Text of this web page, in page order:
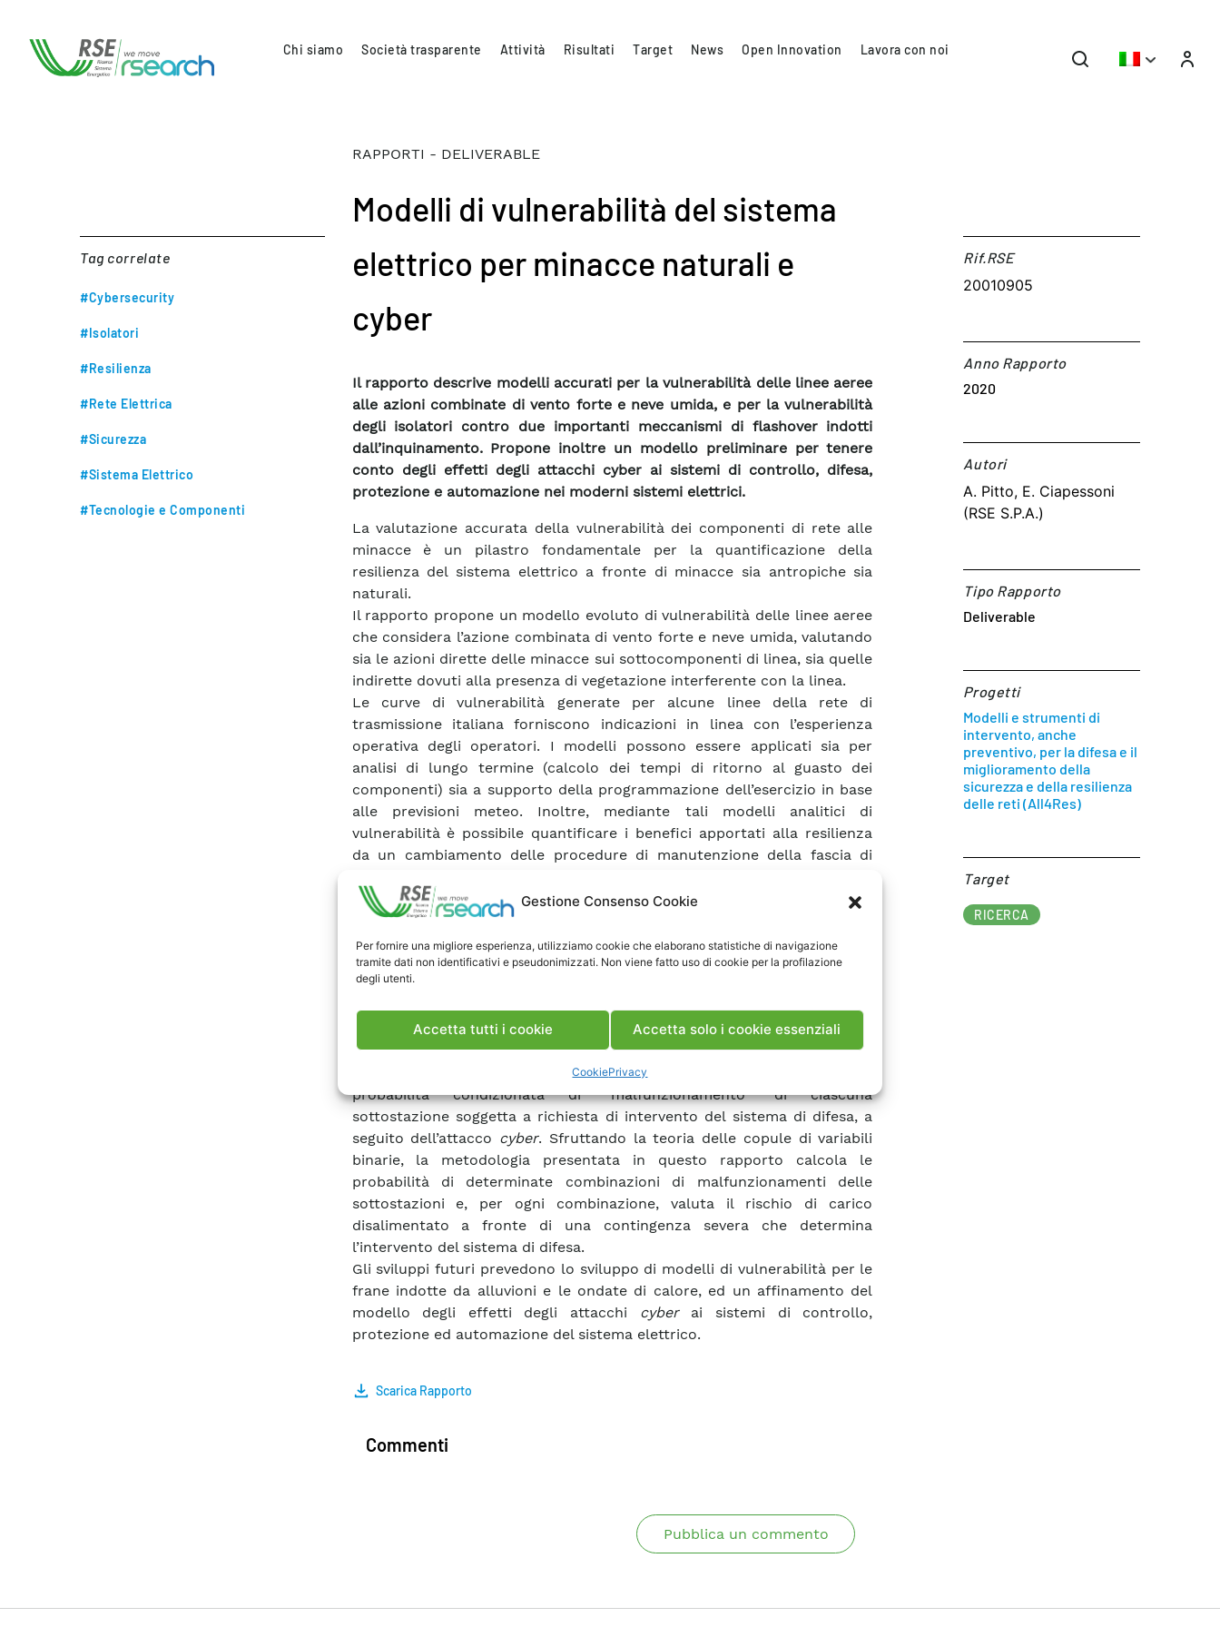
Gestione Consenso Cookie
Per fornire una migliore esperienza, utilizziamo cookie che elaborano statistiche di navigazione
tramite dati non identificativi e pseudonimizzati. Non viene fatto uso di cookie per la profilazione
degli utenti.
Accetta tutti i cookie Accetta solo i cookie essenziali
CookiePrivacy
Chi siamo Società trasparente Attività Risultati Target News Open Innovation Lavora con noi
Tag correlate
#Cybersecurity
#Isolatori
#Resilienza
#Rete Elettrica
#Sicurezza
#Sistema Elettrico
#Tecnologie e Componenti
RAPPORTI - DELIVERABLE
Modelli di vulnerabilità del sistema
elettrico per minacce naturali e
cyber
Il rapporto descrive modelli accurati per la vulnerabilità delle linee aeree
alle azioni combinate di vento forte e neve umida, e per la vulnerabilità
degli isolatori contro due importanti meccanismi di flashover indotti
dall’inquinamento. Propone inoltre un modello preliminare per tenere
conto degli effetti degli attacchi cyber ai sistemi di controllo, difesa,
protezione e automazione nei moderni sistemi elettrici.
La valutazione accurata della vulnerabilità dei componenti di rete alle
minacce è un pilastro fondamentale per la quantificazione della
resilienza del sistema elettrico a fronte di minacce sia antropiche sia
naturali.
Il rapporto propone un modello evoluto di vulnerabilità delle linee aeree
che considera l’azione combinata di vento forte e neve umida, valutando
sia le azioni dirette delle minacce sui sottocomponenti di linea, sia quelle
indirette dovuti alla presenza di vegetazione interferente con la linea.
Le curve di vulnerabilità generate per alcune linee della rete di
trasmissione italiana forniscono indicazioni in linea con l’esperienza
operativa degli operatori. I modelli possono essere applicati sia per
analisi di lungo termine (calcolo dei tempi di ritorno al guasto dei
componenti) sia a supporto della programmazione dell’esercizio in base
alle previsioni meteo. Inoltre, mediante tali modelli analitici di
vulnerabilità è possibile quantificare i benefici apportati alla resilienza
da un cambiamento delle procedure di manutenzione della fascia di
Si descrive anche un modello di vulnerabilità degli isolatori
all’inquinamento salino, con riferimento a due meccanismi di
indotti dall’inquinamento: il deposito di inquinanti in condizioni umide e
l’accumulo di neve conduttiva sulla superficie degli isolatori. Anche in
questo caso, le simulazioni mostrano l’applicabilità dei modelli nelle fasi
di programmazione dell’esercizio e di pianificazione. Si propone infine
un approccio metodologico per quantificare gli effetti di attacchicyber
ai sistemi di difesa di rete. Partendo dalla infrastruttura ICT di uno
specifico sistema di difesa, nell’ambito del progetto RdS 2.3 si valuta la
probabilità condizionata di “malfunzionamento” di ciascuna
sottostazione soggetta a richiesta di intervento del sistema di difesa, a
seguito dell’attacco cyber. Sfruttando la teoria delle copule di variabili
binarie, la metodologia presentata in questo rapporto calcola le
probabilità di determinate combinazioni di malfunzionamenti delle
sottostazioni e, per ogni combinazione, valuta il rischio di carico
disalimentato a fronte di una contingenza severa che determina
l’intervento del sistema di difesa.
Gli sviluppi futuri prevedono lo sviluppo di modelli di vulnerabilità per le
frane indotte da alluvioni e le ondate di calore, ed un affinamento del
modello degli effetti degli attacchi cyberai sistemi di controllo,
protezione ed automazione del sistema elettrico.
Scarica Rapporto
Rif.RSE​
20010905
Anno Rapporto
2020
Autori​
A. Pitto, E. Ciapessoni
(RSE S.P.A.)
Tipo Rapporto
Deliverable
Progetti
Modelli e strumenti di
intervento, anche
preventivo, per la difesa e il
miglioramento della
sicurezza e della resilienza
delle reti (All4Res)
Target​
RICERCA
Commenti
Pubblica un commento